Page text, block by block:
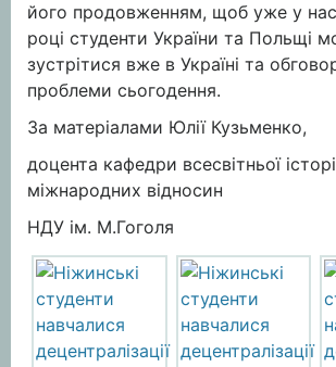
його продовженням, щоб уже у
році студенти України та Польщі
зустрітися вже в Україні та
проблеми сьогодення.
За матеріалами Юлії Кузьменко,
доцента кафедри всесвітньої
міжнародних відносин
НДУ ім. М.Гоголя